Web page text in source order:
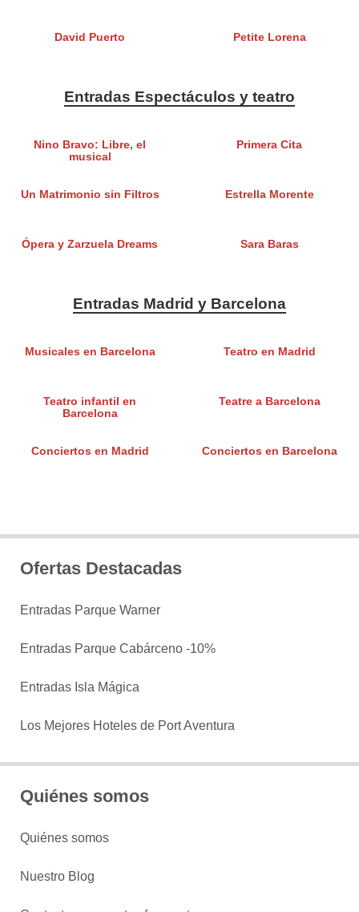
David Puerto Petite Lorena
Entradas Espectáculos y teatro
Nino Bravo: Libre, el
musical
Primera Cita
Un Matrimonio sin Filtros Estrella Morente
Ópera y Zarzuela Dreams Sara Baras
Entradas Madrid y Barcelona
Musicales en Barcelona Teatro en Madrid
Teatro infantil en
Barcelona
Teatre a Barcelona
Conciertos en Madrid Conciertos en Barcelona
Ofertas Destacadas
Entradas Parque Warner
Entradas Parque Cabárceno -10%
Entradas Isla Mágica
Los Mejores Hoteles de Port Aventura
Quiénes somos
Quiénes somos
Nuestro Blog